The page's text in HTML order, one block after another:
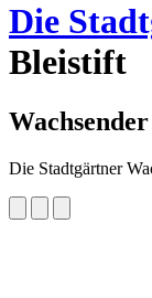
Die
Bleistift
Die Stadtgärtner